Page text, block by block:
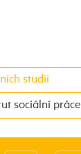
studií
sociální práce